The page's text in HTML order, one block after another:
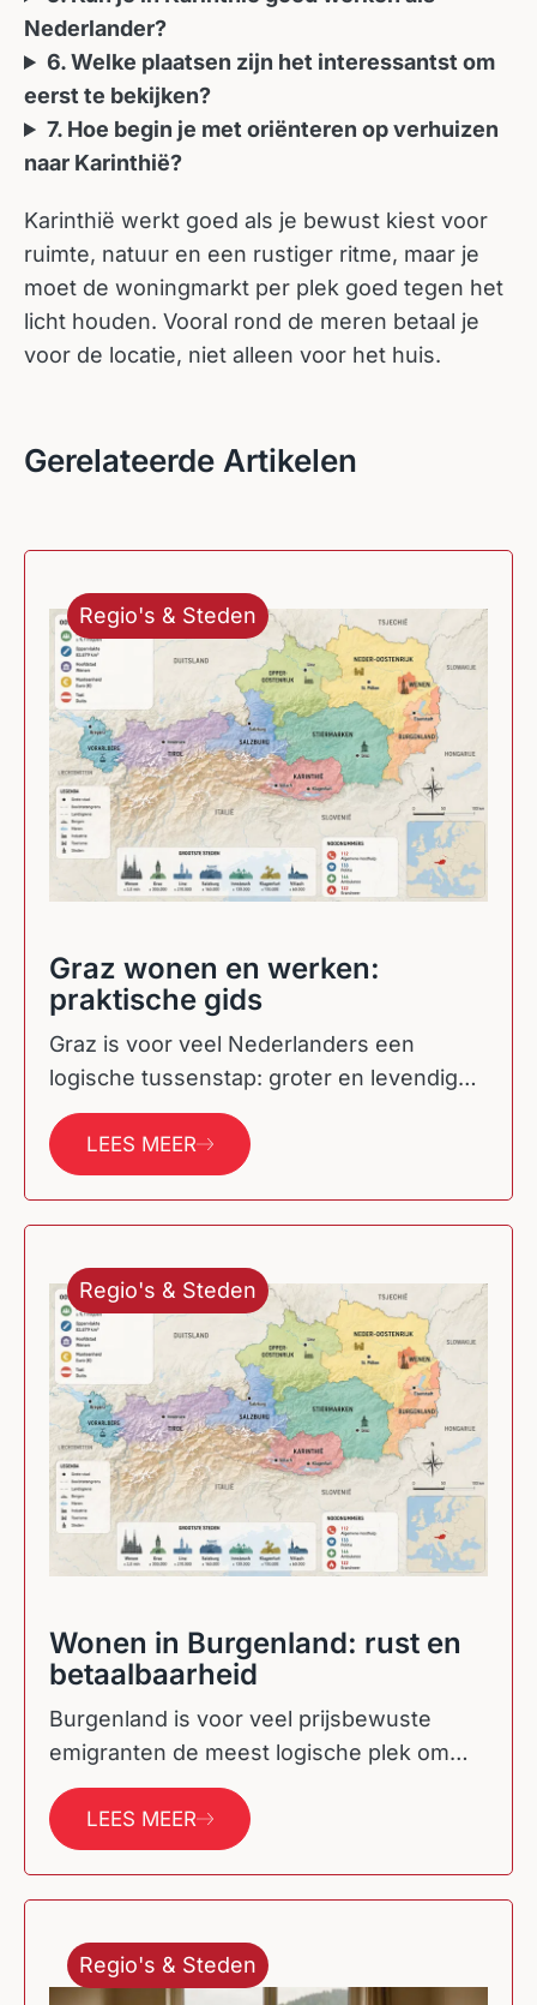
Nederlander?
6. Welke plaatsen zijn het interessantst om
eerst te bekijken?
7. Hoe begin je met oriënteren op verhuizen
naar Karinthië?
Karinthië werkt goed als je bewust kiest voor
ruimte, natuur en een rustiger ritme, maar je
moet de woningmarkt per plek goed tegen het
licht houden. Vooral rond de meren betaal je
voor de locatie, niet alleen voor het huis.
Gerelateerde Artikelen
Regio's & Steden
Graz wonen en werken:
praktische gids
Graz is voor veel Nederlanders een
logische tussenstap: groter en levendiger
dan een provinciestad, maar minder duur
en minder gehaast…
LEES MEER
Regio's & Steden
Wonen in Burgenland: rust en
betaalbaarheid
Burgenland is voor veel prijsbewuste
emigranten de meest logische plek om
betaalbaar te wonen in Oostenrijk. Je zit
hier rustiger…
LEES MEER
Regio's & Steden